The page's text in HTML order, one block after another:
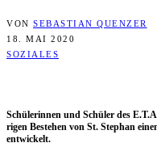
VON SEBASTIAN QUENZER
18. MAI 2020
SOZIALES
Schü­le­rin­nen und Schü­ler des
ri­gen Bestehen von St. Ste­phan
entwickelt.